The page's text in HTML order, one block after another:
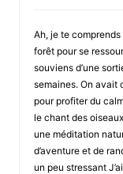
Ah, je te comprends
forêt pour se
souviens d’une
semaines. On avait
pour profiter du
le chant des
une méditation
d’aventure et de
un peu stressant